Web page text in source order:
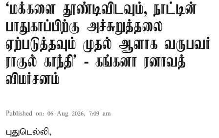
‘மக்களை தூண்டிவிடவும், நாட்டின்
பாதுகாப்பிற்கு அச்சுறுத்தலை
ஏற்படுத்தவும் முதல் ஆளாக வருபவர்
ராகுல் காந்தி’ - கங்கனா ரனாவத்
விமர்சனம்
Published on: 06 Aug 2026, 7:09 am
புதுடெல்லி,